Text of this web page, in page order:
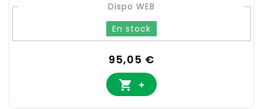
Dispo WEB
En stock
Prix
95,05 €
 +